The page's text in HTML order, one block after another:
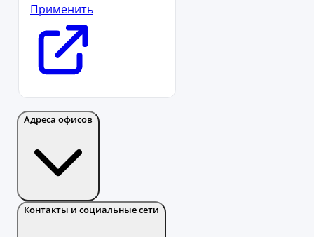
Применить
Адреса офисов
Контакты и социальные сети